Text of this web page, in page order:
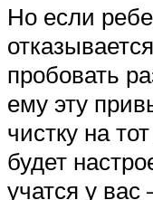
Но если
пробовать
ему эту
чистку на
будет
учатся у